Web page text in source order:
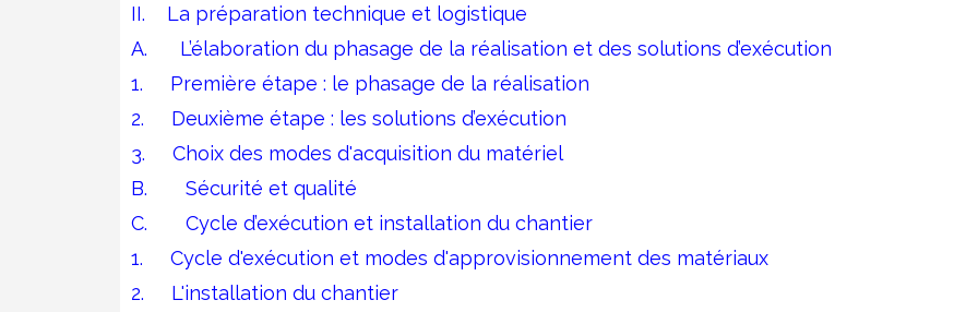
II.
La préparation technique et logistique
A.
L’élaboration du phasage de la réalisation et des solutions d’exécution
1.
Première étape : le phasage de la réalisation
2.
Deuxième étape : les solutions d’exécution
3.
Choix des modes d'acquisition du matériel
B.
Sécurité et qualité
C.
Cycle d’exécution et installation du chantier
1.
Cycle d'exécution et modes d'approvisionnement des matériaux
2.
L'installation du chantier